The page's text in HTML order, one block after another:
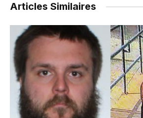
Articles Similaires